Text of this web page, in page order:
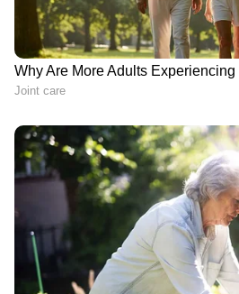
മൂന്നുപേ‍ർ പിടിയിൽ
ചോദ്യപ്പേപ്പർ
രാഹുൽ ഗാന്ധി; ഇന്ന്
രാജിൽ
ഒളിച്ചുകളി തുടര്‍ന്ന്
ആയങ്കി; തെരഞ്ഞ്
അര്‍ജുനുമായി ബന്ധമുള്ള
കസ്റ്റഡിയിൽ